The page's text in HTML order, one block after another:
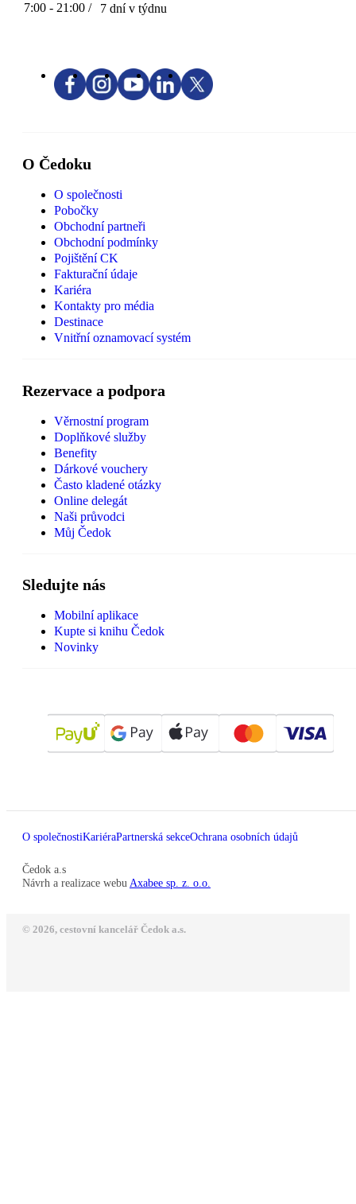
7:00 - 21:00 / 7 dní v týdnu
O Čedoku
O společnosti
Pobočky
Obchodní partneři
Obchodní podmínky
Pojištění CK
Fakturační údaje
Kariéra
Kontakty pro média
Destinace
Vnitřní oznamovací systém
Rezervace a podpora
Věrnostní program
Doplňkové služby
Benefity
Dárkové vouchery
Často kladené otázky
Online delegát
Naši průvodci
Můj Čedok
Sledujte nás
Mobilní aplikace
Kupte si knihu Čedok
Novinky
O společnostiKariéraPartnerská sekceOchrana osobních údajů
Čedok a.s
Návrh a realizace webu Axabee sp. z. o.o.
© 2026, cestovní kancelář Čedok a.s.